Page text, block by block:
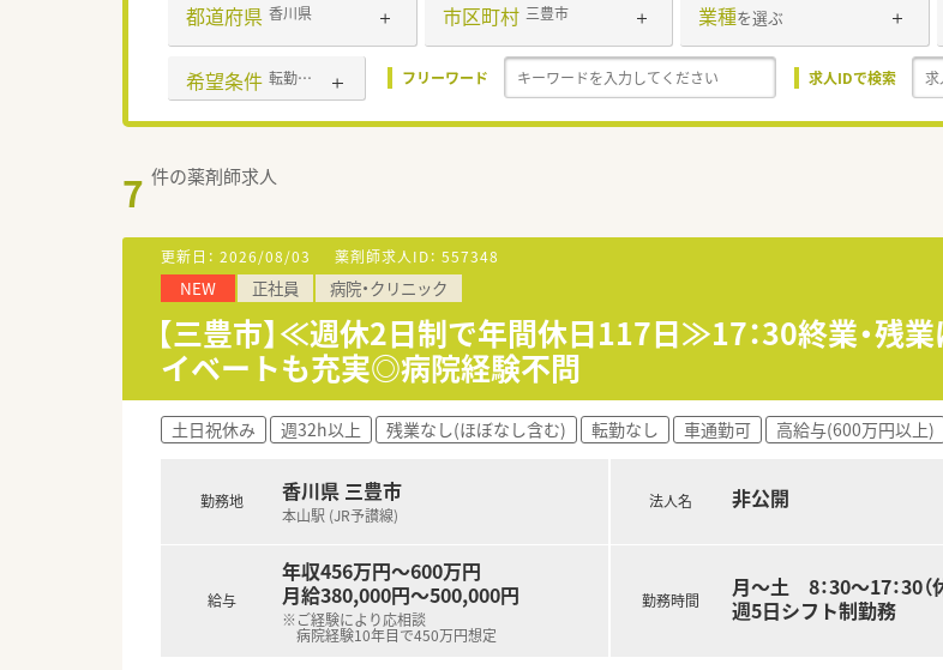
都道府県 香川県 市区町村 三豊市 業種を選ぶ
希望条件 転勤なし フリーワード 求人IDで検索
7 件の薬剤師求人
更新日： 2026/08/03 薬剤師求人ID： 557348
NEW 正社員 病院・クリニック
【三豊市】≪週休2日制で年間休日117日≫17：30終業・残
イベートも充実◎病院経験不問
土日祝休み 週32h以上 残業なし(ほぼなし含む) 転勤なし 車通勤可 高給与(600万円以上)
勤務地 香川県 三豊市
本山駅 (JR予讃線)
給与
年収456万円～600万円
月給380,000円～500,000円
※ご経験により応相談
病院経験10年目で450万円想定
法人名 非公開
勤務時間
月～土 8：30～17：30（
週5日シフト制勤務